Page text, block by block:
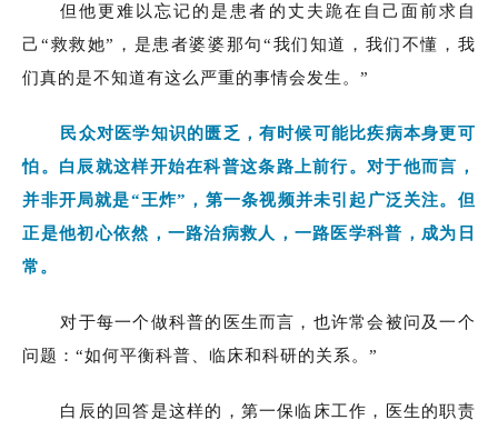
但他更难以忘记的是患者的丈夫跪在自己面前求自
己“救救她”，是患者婆婆那句“我们知道，我们不懂，我
们真的是不知道有这么严重的事情会发生。”
民众对医学知识的匮乏，有时候可能比疾病本身更可
怕。白辰就这样开始在科普这条路上前行。对于他而言，
并非开局就是“王炸”，第一条视频并未引起广泛关注。但
正是他初心依然，一路治病救人，一路医学科普，成为日
常。
对于每一个做科普的医生而言，也许常会被问及一个
问题：“如何平衡科普、临床和科研的关系。”
白辰的回答是这样的，第一保临床工作，医生的职责